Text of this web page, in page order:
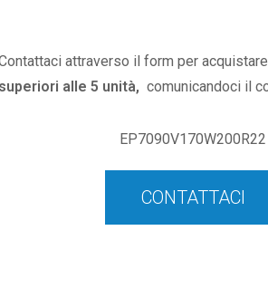
attraverso il form per acquistare
superiori alle 5 unità, comunicandoci il
EP7090V170W200R22
CONTATTACI